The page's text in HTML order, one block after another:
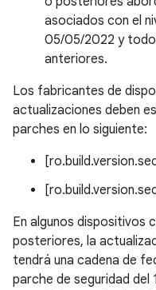
asociados con el
05/05/2022 y
anteriores.
Los fabricantes de
actualizaciones deben
parches en lo siguiente:
En algunos dispositivos
posteriores, la
tendrá una cadena de
parche de seguridad del